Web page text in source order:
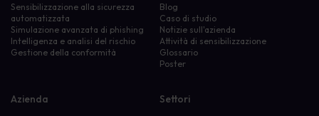
Sensibilizzazione alla sicurezza
automatizzata
Simulazione avanzata di phishing
Intelligenza e analisi del rischio
Gestione della conformità
Blog
Caso di studio
Notizie sull'azienda
Attività di sensibilizzazione
Glossario
Poster
Azienda Settori